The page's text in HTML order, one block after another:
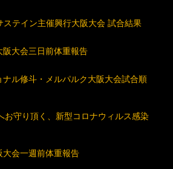
テイン主催興行大阪大会 試合結果
大会三日前体重報告
ル修斗・メルパルク大阪大会試合順
お守り頂く、新型コロナウィルス感染
会一週前体重報告